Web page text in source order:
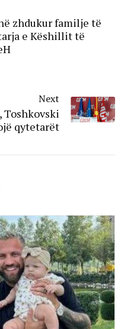
zhdukur familje të
e Këshillit të
Next
Toshkovski
qytetarët